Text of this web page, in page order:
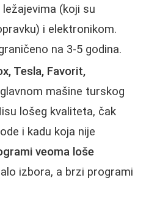
(koji su
i elektronikom.
na 3-5 godina.
Tesla, Favorit,
mašine turskog
lošeg kvaliteta, čak
i kadu koja nije
veoma loše
izbora, a brzi programi